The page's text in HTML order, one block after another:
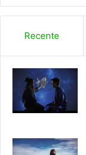
Recente